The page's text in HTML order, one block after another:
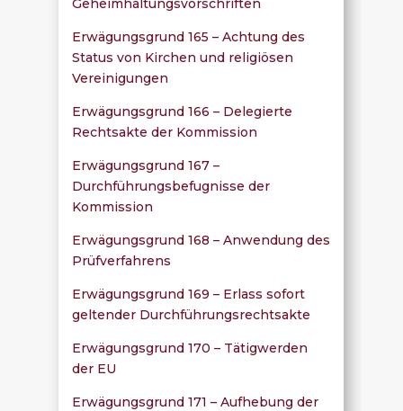
Geheimhaltungsvorschriften
Erwägungsgrund 165 – Achtung des
Status von Kirchen und religiösen
Vereinigungen
Erwägungsgrund 166 – Delegierte
Rechtsakte der Kommission
Erwägungsgrund 167 –
Durchführungsbefugnisse der
Kommission
Erwägungsgrund 168 – Anwendung des
Prüfverfahrens
Erwägungsgrund 169 – Erlass sofort
geltender Durchführungsrechtsakte
Erwägungsgrund 170 – Tätigwerden
der EU
Erwägungsgrund 171 – Aufhebung der